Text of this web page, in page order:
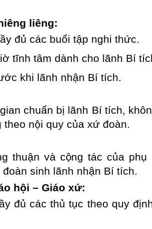
liêng:
đủ các buổi tập nghi thức.
tĩnh tâm dành cho lãnh Bí
khi lãnh nhận Bí tích.
chuẩn bị lãnh Bí tích,
theo nội quy của xứ đoàn.
thuận và cộng tác của phụ
sinh lãnh nhận Bí tích.
hội – Giáo xứ:
đủ các thủ tục theo quy